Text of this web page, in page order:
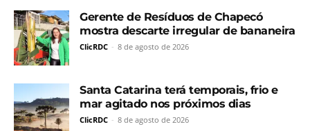
Gerente de Resíduos de Chapecó
mostra descarte irregular de bananeira
ClicRDC - 8 de agosto de 2026
Santa Catarina terá temporais, frio e
mar agitado nos próximos dias
ClicRDC - 8 de agosto de 2026